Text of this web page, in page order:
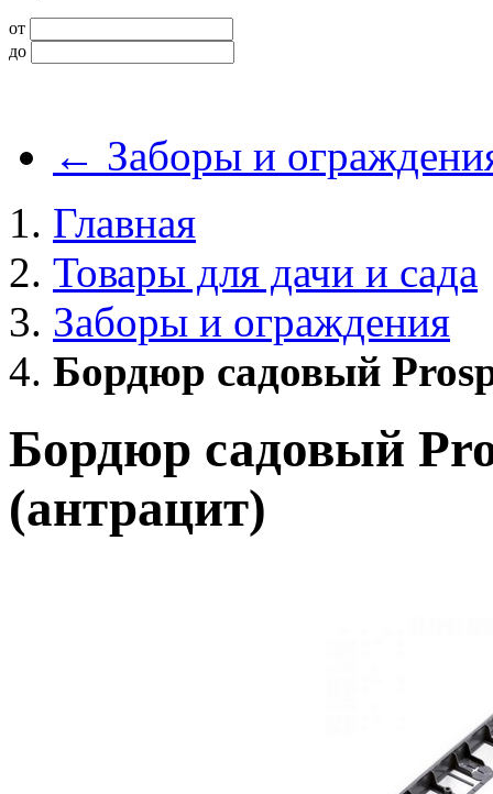
от
до
← Заборы и
Главная
Товары для дачи и сада
Заборы и ограждения
Бордюр садовый
Бордюр садовый
(антрацит)